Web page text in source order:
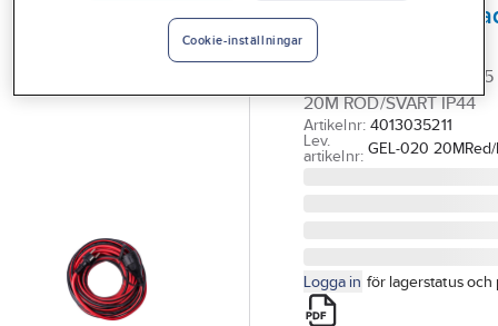
Skarvsladd,
"sommarsladd"
SKARVSLADD RKK 3G1.5
20M RÖD/SVART IP44
Artikelnr: 4013035211
Lev.
artikelnr: GEL-020
Logga in för lagerstatus och
Cookie-inställningar